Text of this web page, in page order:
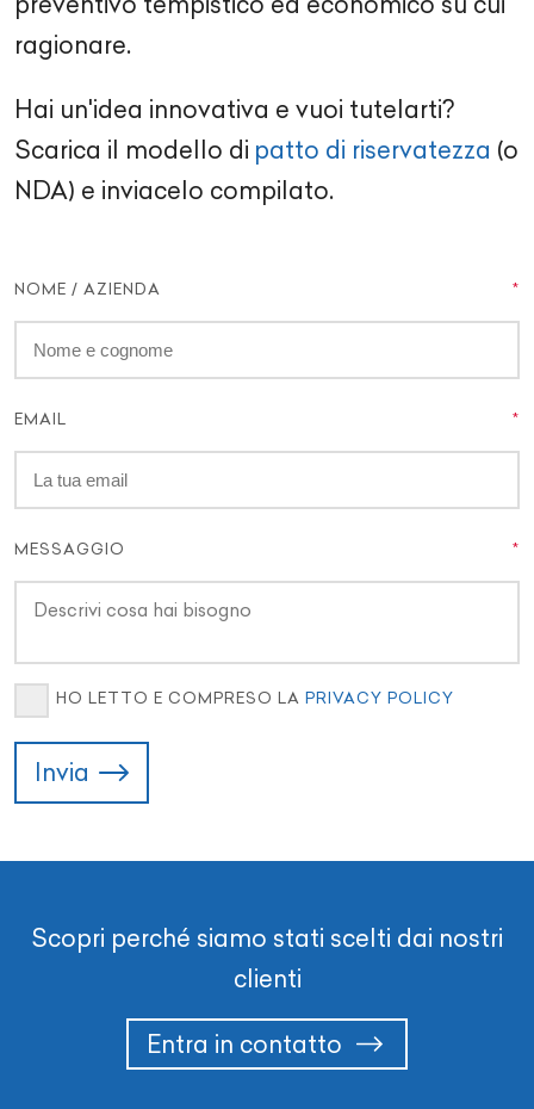
ragionare.
Hai un'idea innovativa e vuoi tutelarti?
Scarica il modello di patto di riservatezza (o
NDA) e inviacelo compilato.
NOME / AZIENDA
EMAIL
MESSAGGIO
HO LETTO E COMPRESO LA PRIVACY POLICY
Invia
Scopri perché siamo stati scelti dai nostri
clienti
Entra in contatto